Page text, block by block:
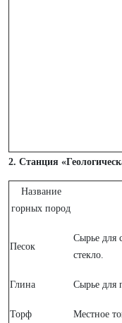
2. Станция
Название
горных пород
Песок
Сырье для
стекло.
Глина Сырье для
Торф Местное